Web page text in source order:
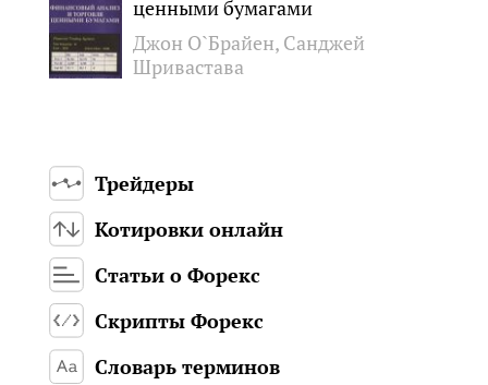
ценными бумагами
Джон О`Брайен, Санджей
Шривастава
Трейдеры
Котировки онлайн
Статьи о Форекс
Скрипты Форекс
Словарь терминов